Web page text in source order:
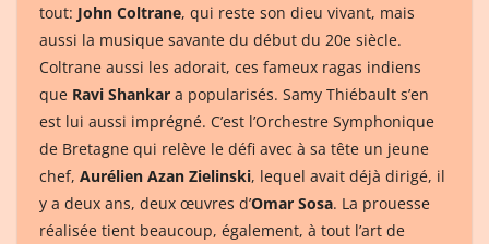
tout: John Coltrane, qui reste son dieu vivant, mais
aussi la musique savante du début du 20e siècle.
Coltrane aussi les adorait, ces fameux ragas indiens
que Ravi Shankar a popularisés. Samy Thiébault s’en
est lui aussi imprégné. C’est l’Orchestre Symphonique
de Bretagne qui relève le défi avec à sa tête un jeune
chef, Aurélien Azan Zielinski, lequel avait déjà dirigé, il
y a deux ans, deux œuvres d’Omar Sosa. La prouesse
réalisée tient beaucoup, également, à tout l’art de